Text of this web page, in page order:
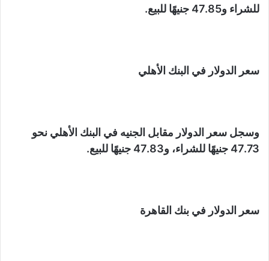
للشراء و47.85 جنيهًا للبيع.
سعر الدولار في البنك الأهلي
وسجل سعر الدولار مقابل الجنيه في البنك الأهلي نحو
47.73 جنيهًا للشراء، و47.83 جنيهًا للبيع.
سعر الدولار في بنك القاهرة